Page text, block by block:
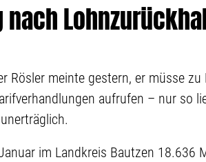
nach
Rösler meinte gestern, er müsse
aufrufen – nur so
im Landkreis Bautzen 18.636